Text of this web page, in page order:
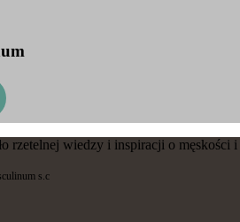
rzetelnej wiedzy i inspiracji o męskości
s.c